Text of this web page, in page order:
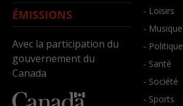
ÉMISSIONS
Avec la participation du
gouvernement du
Canada
- Loisirs
- Musique
- Politique
- Santé
- Société
- Sports